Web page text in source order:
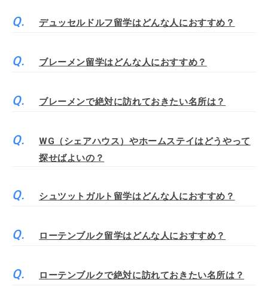
デュッセルドルフ留学はどんな人におすすめ？
ブレーメン留学はどんな人におすすめ？
ブレーメンで絶対に訪れておきたい名所は？
WG（シェアハウス）やホームステイはどうやって
探せばよいの？
シュツットガルト留学はどんな人におすすめ？
ローテンブルク留学はどんな人におすすめ？
ローテンブルクで絶対に訪れておきたい名所は？